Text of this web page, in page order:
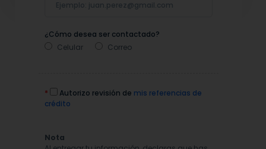
¿Cómo desea ser contactado?
Celular
Correo
* Autorizo revisión de mis referencias de
crédito
Nota